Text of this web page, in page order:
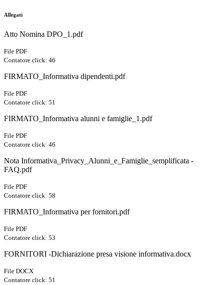
Allegati
Atto Nomina DPO_1.pdf
File PDF
Contatore click: 46
FIRMATO_Informativa dipendenti.pdf
File PDF
Contatore click: 51
FIRMATO_Informativa alunni e famiglie_1.pdf
File PDF
Contatore click: 46
Nota Informativa_Privacy_Alunni_e_Famiglie_semplificata -
FAQ.pdf
File PDF
Contatore click: 58
FIRMATO_Informativa per fornitori.pdf
File PDF
Contatore click: 53
FORNITORI -Dichiarazione presa visione informativa.docx
File DOCX
Contatore click: 51